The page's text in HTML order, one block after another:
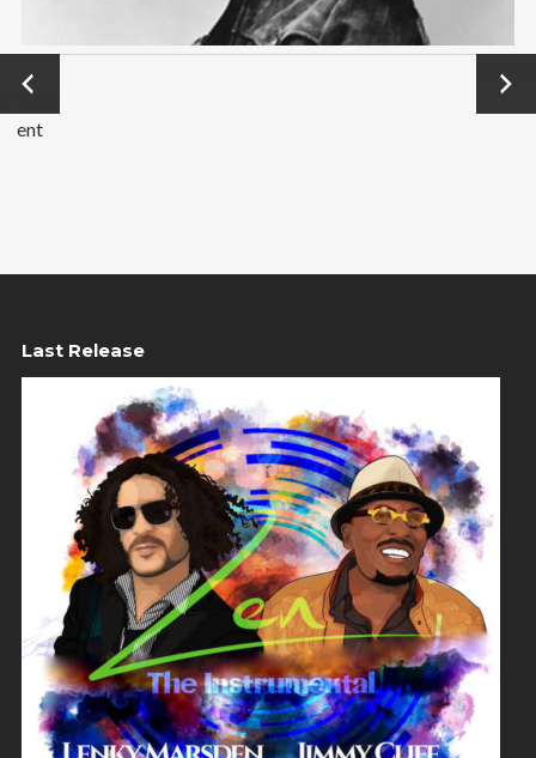
←
Précéd
ent
Suivant
→
Last Release